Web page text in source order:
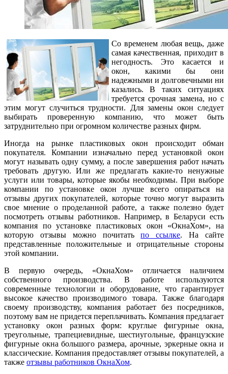
Со временем любая вещь, даже
самая качественная, приходит в
негодность. Это касается и
окон, какими бы они
надежными и долговечными ни
казались. В таких ситуациях
требуется срочная замена, но с
этим могут случиться трудности. Для замены окон следует
выбирать проверенную компанию, что может быть
затруднительно при огромном количестве разных фирм.
Иногда на рынке пластиковых окон происходит обман
покупателя. Компании изначально перед установкой окон
могут называть одну сумму, а после завершения работ начать
требовать другую. Или же предлагать какие-то ненужные
услуги или товары, которые якобы необходимы. При выборе
компании по установке окон лучше всего опираться на
отзывы других покупателей, которые точно могут выразить
свое мнение о проделанной работе, а также полезно будет
посмотреть отзывы работников. Например, в Беларуси есть
компания по установке пластиковых окон «ОкнаХом», на
которую отзывы можно почитатьпо ссылке. На сайте
представленные положительные и отрицательные стороны
этой компании.
В первую очередь, «ОкнаХом» отличается наличием
собственного производства. В работе используются
современные технологии и оборудование, что гарантирует
высокое качество производимого товара. Также благодаря
своему производству, компания работает без посредников,
поэтому вам не придется переплачивать. Компания предлагает
установку окон разных форм: круглые фигурные окна,
треугольные, трапециевидные, шестиугольные, французские
фигурные окна большого размера, арочные, эркерные окна и
классические. Компания предоставляет отзывы покупателей, а
также отзывы работников ОкнаХом.